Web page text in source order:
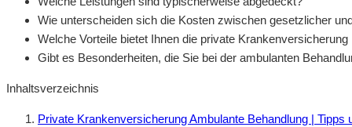
Wie unterscheiden sich die Kosten zwischen gesetzlicher
Welche Vorteile bietet Ihnen die private
Gibt es Besonderheiten, die Sie bei der ambulanten
Inhaltsverzeichnis
Private Krankenversicherung Ambulante Behandlung | Tipps